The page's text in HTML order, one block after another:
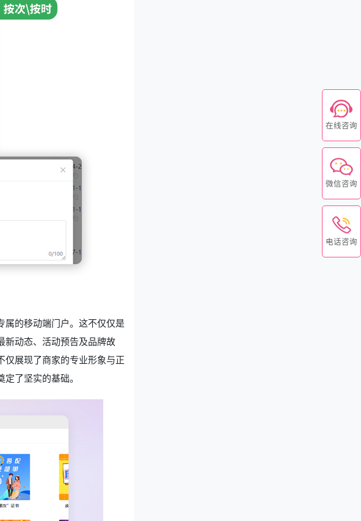
属的移动端门户。这不仅仅是
新动态、活动预告及品牌故
仅展现了商家的专业形象与正
了坚实的基础。
在线咨询
微信咨询
电话咨询